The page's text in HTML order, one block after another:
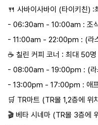
🍴 사바이사바이 (타이키친) :
- 06:30am - 10:00am : 조
- 11:00am - 22:00pm : (라
☕ 칠린 커피 코너 : 최대 50명
- 08:00am - 19:00pm : (라
- 13:00pm - 17:00pm : 애프
🛒 TR마트 (TR몰 1,2층에
🎬 베타 시네마 (TR몰 3층에